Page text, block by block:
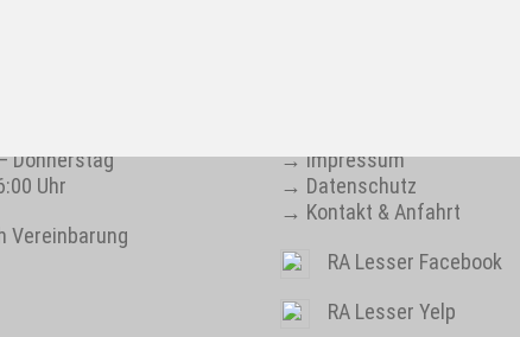
Donnerstag
Uhr
Vereinbarung
→Impressum
→ Datenschutz
→ Kontakt & Anfahrt
RA Lesser Facebook
RA Lesser Yelp